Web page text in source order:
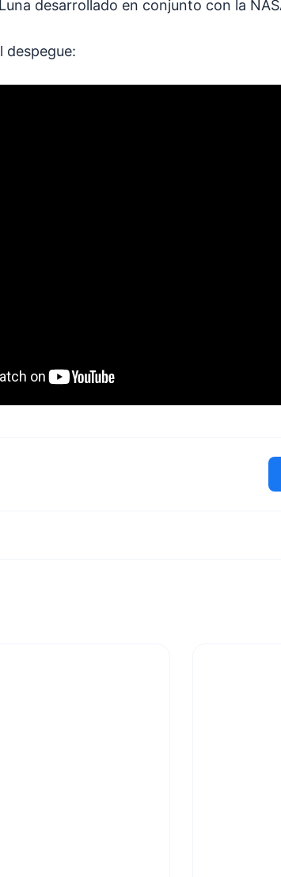
desarrollado en conjunto con la
despegue: